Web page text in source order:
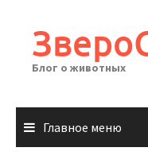
содержимому
Блог о животных
Главное меню